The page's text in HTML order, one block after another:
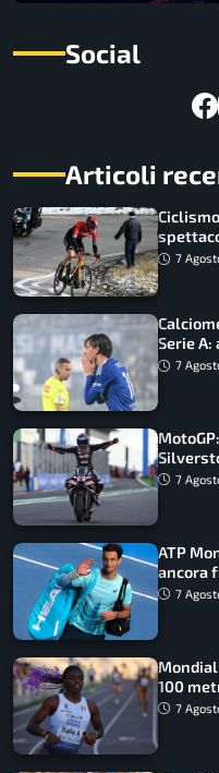
Social
Articoli
come
7
Serie
7
7
ATP
ancora
7
100
7